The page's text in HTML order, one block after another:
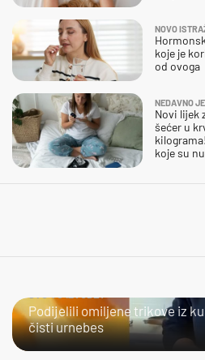
NOVO
koje je
od ovoga
NEDAVNO
Novi lijek
šećer u
koje su
Podijelili omiljene trikove iz
čisti urnebes